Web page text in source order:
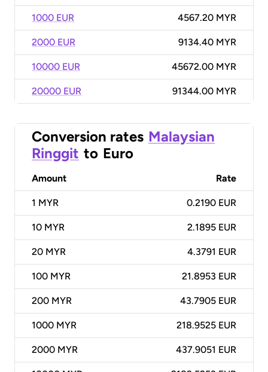
1000 EUR 4567.20 MYR
2000 EUR 9134.40 MYR
10000 EUR 45672.00 MYR
20000 EUR 91344.00 MYR
Conversion rates Malaysian
Ringgit to Euro
Amount Rate
1 MYR 0.2190 EUR
10 MYR 2.1895 EUR
20 MYR 4.3791 EUR
100 MYR 21.8953 EUR
200 MYR 43.7905 EUR
1000 MYR 218.9525 EUR
2000 MYR 437.9051 EUR